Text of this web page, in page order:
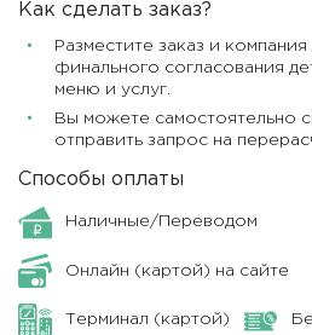
Как сделать заказ?
Разместите заказ и
финального согласования
меню и услуг.
Вы можете самостоятельно
отправить запрос на
Способы оплаты
Наличные/Переводом
Онлайн (картой) на сайте
Терминал (картой)